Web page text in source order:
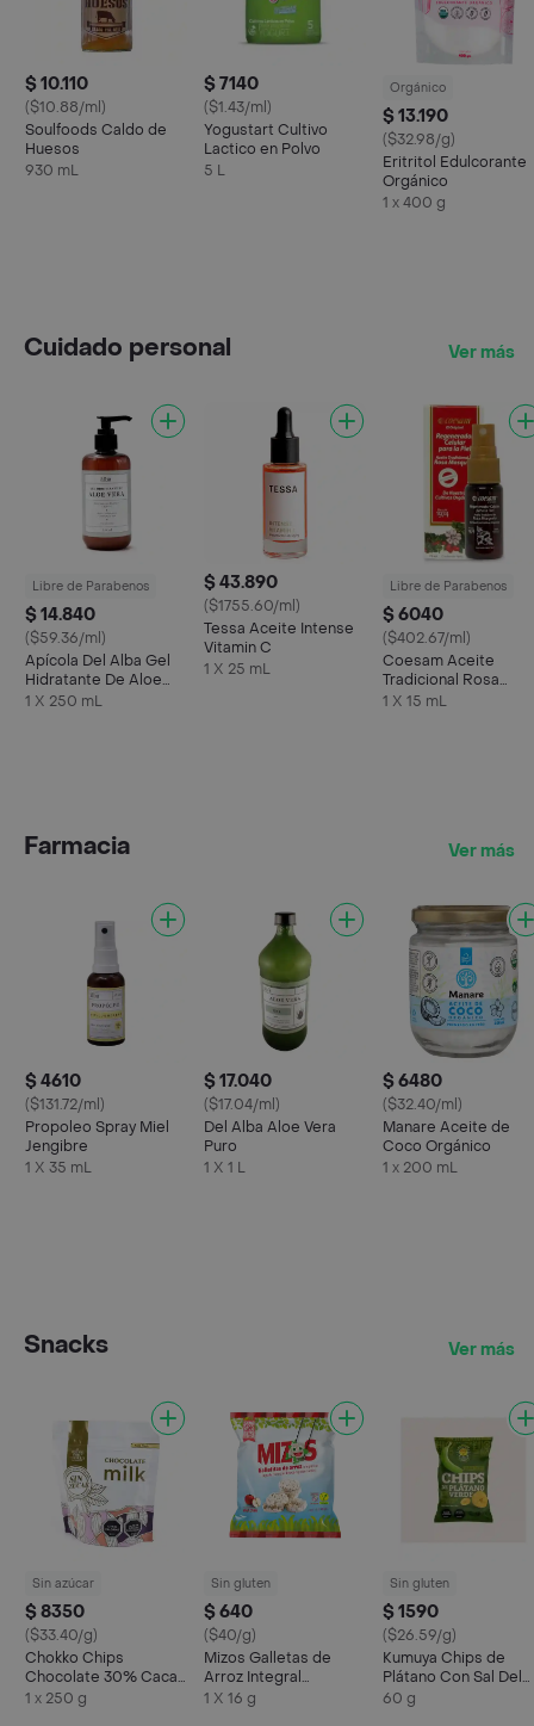
$ 10.110
($10.88/ml)
Soulfoods Caldo de
Huesos
930 mL
$ 7140
($1.43/ml)
Yogustart Cultivo
Lactico en Polvo
5 L
Orgánico
$ 13.190
($32.98/g)
Eritritol Edulcorante
Orgánico
1 x 400 g
Cuidado personal Ver más
Libre de Parabenos
$ 14.840
($59.36/ml)
Apícola Del Alba Gel
Hidratante De Aloe
Vera
1 X 250 mL
$ 43.890
($1755.60/ml)
Tessa Aceite Intense
Vitamin C
1 X 25 mL
Libre de Parabenos
$ 6040
($402.67/ml)
Coesam Aceite
Tradicional Rosa
Mosqueta
1 X 15 mL
Farmacia Ver más
$ 4610
($131.72/ml)
Propoleo Spray Miel
Jengibre
1 X 35 mL
$ 17.040
($17.04/ml)
Del Alba Aloe Vera
Puro
1 X 1 L
$ 6480
($32.40/ml)
Manare Aceite de
Coco Orgánico
1 x 200 mL
Snacks Ver más
Sin azúcar
$ 8350
($33.40/g)
Chokko Chips
Chocolate 30% Cacao
Sin Azúcar
1 x 250 g
Sin gluten
$ 640
($40/g)
Mizos Galletas de
Arroz Integral
Cubiertas con Jugo de
1 X 16 g
Sin gluten
$ 1590
($26.59/g)
Kumuya Chips de
Plátano Con Sal Del
Himalaya
60 g